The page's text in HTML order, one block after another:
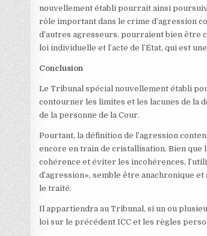
nouvellement établi pourrait ainsi
rôle important dans le crime d’agression
d’autres agresseurs, pourraient bien être
loi individuelle et l’acte de l’État, qui est
Conclusion
Le Tribunal spécial nouvellement établi
contourner les limites et les lacunes de la
de la personne de la Cour.
Pourtant, la définition de l’agression
encore en train de cristallisation. Bien que
cohérence et éviter les incohérences,
d’agression», semble être anachronique
le traité.
Il appartiendra au Tribunal, si un ou
loi sur le précédent ICC et les règles